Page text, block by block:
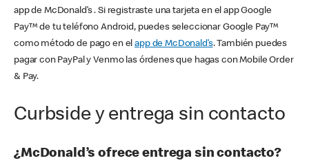
app de McDonald’s . Si registraste una tarjeta en el app Google
Pay™ de tu teléfono Android, puedes seleccionar Google Pay™
como método de pago en elapp de McDonald’s. También puedes
pagar con PayPal y Venmo las órdenes que hagas con Mobile Order
& Pay.
Curbside y entrega sin contacto
¿McDonald’s ofrece entrega sin contacto?